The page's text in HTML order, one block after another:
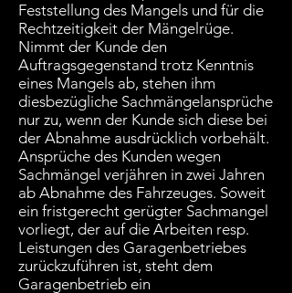
Feststellung des Mangels und für die
Rechtzeitigkeit der Mängelrüge.
Nimmt der Kunde den
Auftragsgegenstand trotz Kenntnis
eines Mangels ab, stehen ihm
diesbezügliche Sachmängelansprüche
nur zu, wenn der Kunde sich diese bei
der Abnahme ausdrücklich vorbehält.
Ansprüche des Kunden wegen
Sachmängel verjähren in zwei Jahren
ab Abnahme des Fahrzeuges. Soweit
ein fristgerecht gerügter Sachmangel
vorliegt, der auf die Arbeiten resp.
Leistungen des Garagenbetriebes
zurückzuführen ist, steht dem
Garagenbetrieb ein